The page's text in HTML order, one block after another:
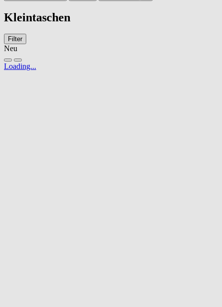
Kleintaschen
Filter
Neu
Loading...